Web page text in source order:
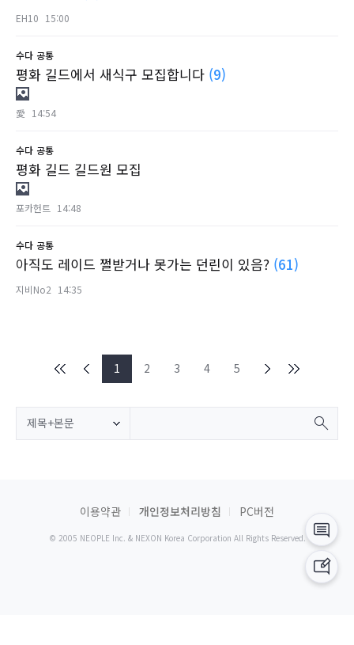
EH10 15:00
수다 공통
평화 길드에서 새식구 모집합니다 (9)
愛 14:54
수다 공통
평화 길드 길드원 모집
포카헌트 14:48
수다 공통
아직도 레이드 쩔받거나 못가는 던린이 있음? (61)
지비No2 14:35
1 2 3 4 5
제목+본문
이용약관 개인정보처리방침 PC버전
© 2005 NEOPLE Inc. & NEXON Korea Corporation All Rights Reserved.